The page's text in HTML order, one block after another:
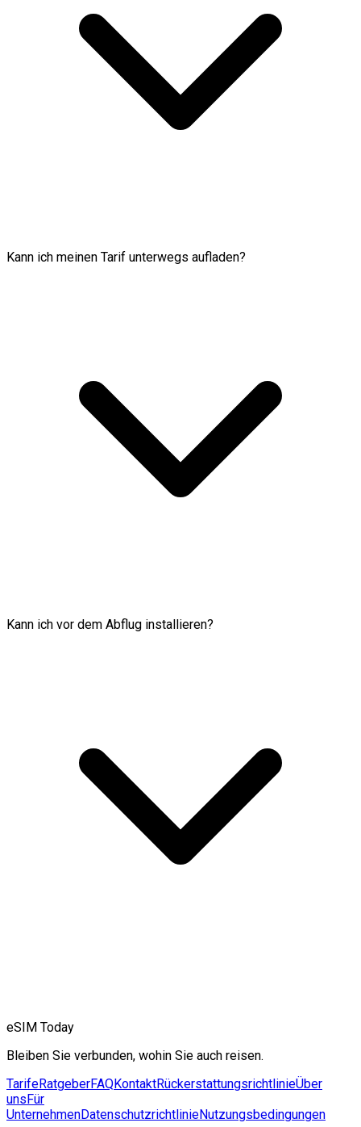
Kann ich meinen Tarif unterwegs aufladen?
Kann ich vor dem Abflug installieren?
eSIM Today
Bleiben Sie verbunden, wohin Sie auch reisen.
TarifeRatgeberFAQKontaktRückerstattungsrichtlinieÜber
unsFür
UnternehmenDatenschutzrichtlinieNutzungsbedingungen